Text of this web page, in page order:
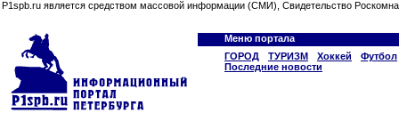
P1spb.ru является средством массовой информации (СМИ), Свидетельство
Меню портала
ГОРОД
ТУРИЗМ Хоккей
Футбол
Последние новости